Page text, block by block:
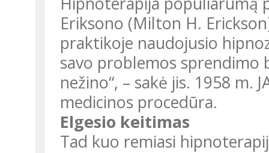
Eriksono (Milton H.
praktikoje naudojusio
savo problemos
nežino“, – sakė jis. 1958 m.
medicinos procedūra.
Elgesio keitimas
Tad kuo remiasi